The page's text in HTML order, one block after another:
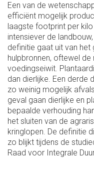
Een van de
efficiënt mogelijk
laagste footprint per
intensiever de
definitie gaat uit van
hulpbronnen, oftewel
voedingseiwit.
dan dierlijke. Een derde
zo weinig mogelijk
geval gaan dierlijke en
bepaalde verhouding
het sluiten van de
kringlopen. De definitie
zo blijkt tijdens de
Raad voor Integrale